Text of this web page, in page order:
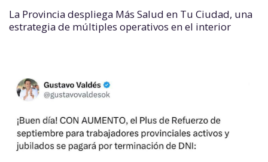
La Provincia despliega Más Salud en Tu Ciudad, una
estrategia de múltiples operativos en el interior